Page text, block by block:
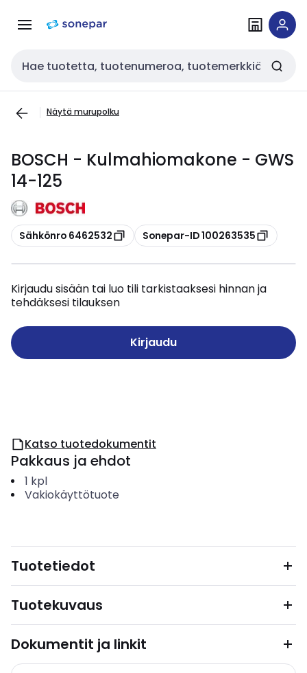
navigointiinsisältöön
Haku
Näytä murupolku
BOSCH - Kulmahiomakone - GWS
14-125
Kopioi
Sähkönro 6462532 Kopioi
Sonepar-ID 100263535
Kirjaudu sisään tai luo tili tarkistaaksesi hinnan ja
tehdäksesi tilauksen
Kirjaudu
Katso tuotedokumentit
Pakkaus ja ehdot
1 kpl
Vakiokäyttötuote
Tuotetiedot
Tuotekuvaus
Dokumentit ja linkit